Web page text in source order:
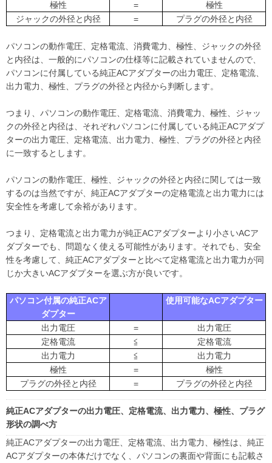
極性 =
極性
ジャックの外径と内径
= プラグの外径と内径
パソコンの動作電圧、定格電流、消費電力、極性、ジャックの外径
と内径は、一般的にパソコンの仕様等に記載されていませんので、
パソコンに付属している純正ACアダプターの出力電圧、定格電流、
出力電力、極性、プラグの外径と内径から判断します。
つまり、パソコンの動作電圧、定格電流、消費電力、極性、ジャッ
クの外径と内径は、それぞれパソコンに付属している純正ACアダプ
ターの出力電圧、定格電流、出力電力、極性、プラグの外径と内径
に一致するとします。
パソコンの動作電圧、極性、ジャックの外径と内径に関しては一致
するのは当然ですが、純正ACアダプターの定格電流と出力電力には
安全性を考慮して余裕があります。
つまり、定格電流と出力電力が純正ACアダプターより小さいACア
ダプターでも、問題なく使える可能性があります。それでも、安全
性を考慮して、純正ACアダプターと比べて定格電流と出力電力が同
じか大きいACアダプターを選ぶ方が良いです。
パソコン付属の純正ACア
ダプター
使用可能なACアダプター
出力電圧 =
出力電圧
定格電流
≦
定格電流
出力電力
≦
出力電力
極性
=
極性
プラグの外径と内径
= プラグの外径と内径
純正ACアダプターの出力電圧、定格電流、出力電力、極性、プラグ
形状の調べ方
純正ACアダプターの出力電圧、定格電流、出力電力、極性は、純正
ACアダプターの本体だけでなく、パソコンの裏面や背面にも記載さ